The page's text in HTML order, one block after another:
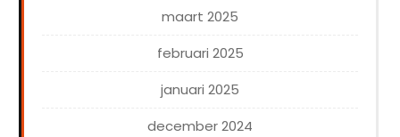
maart 2025
februari 2025
januari 2025
december 2024